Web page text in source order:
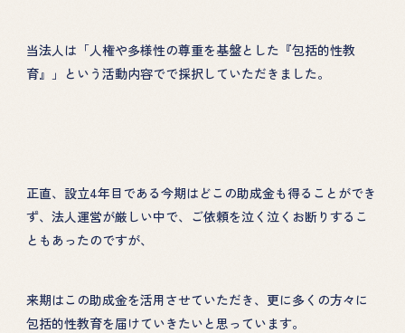
当法人は「人権や多様性の尊重を基盤とした『包括的性教
育』」という活動内容でで採択していただきました。
正直、設立4年目である今期はどこの助成金も得ることができ
ず、法人運営が厳しい中で、ご依頼を泣く泣くお断りするこ
ともあったのですが、
来期はこの助成金を活用させていただき、更に多くの方々に
包括的性教育を届けていきたいと思っています。